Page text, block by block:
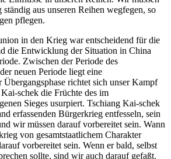
aus unseren Reihen wegfegen, so
pflegen.
in den Krieg war entscheidend für die
die Entwicklung der Situation in China
Zwischen der Periode des
neuen Periode liegt eine
Übergangsphase richtet sich unser Kampf
schek die Früchte des im
Sieges usurpiert. Tschiang Kai-schek
erfassenden Bürgerkrieg entfesseln, sein
wir müssen darauf vorbereitet sein. Wann
von gesamtstaatlichem Charakter
vorbereitet sein. Wenn er bald, selbst
sollte, sind wir auch darauf gefaßt.